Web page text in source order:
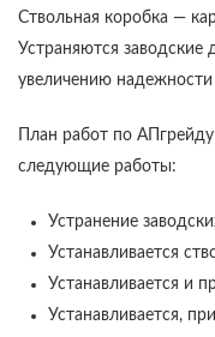
Ствольная коробка —
Устраняются
увеличению
План работ по
следующие работы:
Устранение
Устанавливается
Устанавливается и
Устанавливается,